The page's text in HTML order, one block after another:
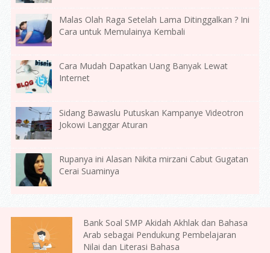
Malas Olah Raga Setelah Lama Ditinggalkan ? Ini
Cara untuk Memulainya Kembali
Cara Mudah Dapatkan Uang Banyak Lewat
Internet
Sidang Bawaslu Putuskan Kampanye Videotron
Jokowi Langgar Aturan
Rupanya ini Alasan Nikita mirzani Cabut Gugatan
Cerai Suaminya
Bank Soal SMP Akidah Akhlak dan Bahasa
Arab sebagai Pendukung Pembelajaran
Nilai dan Literasi Bahasa